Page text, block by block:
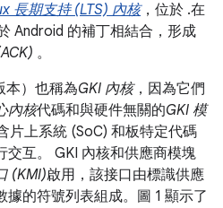
長期支持 (LTS) 內核，位於 .在
Android 的補丁相結合，形成
。
本）也稱為GKI 內核，因為它們
內核代碼和與硬件無關的GKI 模
片上系統 (SoC) 和板特定代碼
交互。 GKI 內核和供應商模塊
(KMI)啟用，該接口由標識供應
的符號列表組成。圖 1 顯示了